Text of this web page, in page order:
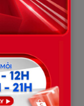
giường. Cảm giác
thấy một tiếng
cũ bị khóa nằm
sợ. Tôi mở khóa.